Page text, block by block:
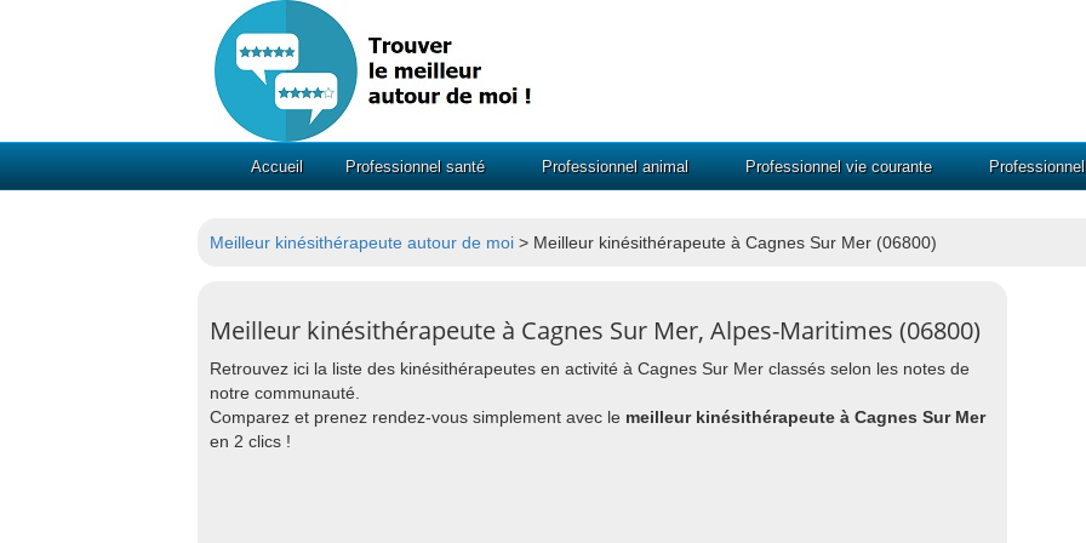
Accueil Professionnel santé Professionnel animal Professionnel vie courante
Meilleur kinésithérapeute autour de moi > Meilleur kinésithérapeute à Cagnes Sur Mer (06800)
Meilleur kinésithérapeute à Cagnes Sur Mer, Alpes-Maritimes (06800)
Retrouvez ici la liste des kinésithérapeutes en activité à Cagnes Sur Mer classés selon les notes de
notre communauté.
Comparez et prenez rendez-vous simplement avec le meilleur kinésithérapeute à Cagnes Sur Mer
en 2 clics !